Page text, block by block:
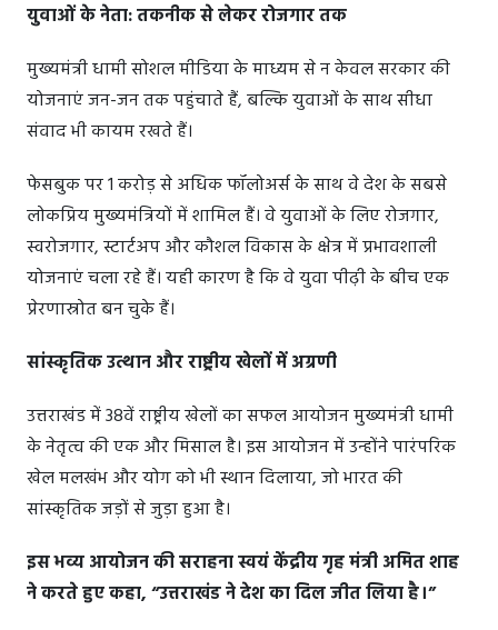
युवाओं के नेता: तकनीक से लेकर रोजगार तक
मुख्यमंत्री धामी सोशल मीडिया के माध्यम से न केवल सरकार की
योजनाएं जन-जन तक पहुंचाते हैं, बल्कि युवाओं के साथ सीधा
संवाद भी कायम रखते हैं।
फेसबुक पर 1 करोड़ से अधिक फॉलोअर्स के साथ वे देश के सबसे
लोकप्रिय मुख्यमंत्रियों में शामिल हैं। वे युवाओं के लिए रोजगार,
स्वरोजगार, स्टार्टअप और कौशल विकास के क्षेत्र में प्रभावशाली
योजनाएं चला रहे हैं। यही कारण है कि वे युवा पीढ़ी के बीच एक
प्रेरणास्रोत बन चुके हैं।
सांस्कृतिक उत्थान और राष्ट्रीय खेलों में अग्रणी
उत्तराखंड में 38वें राष्ट्रीय खेलों का सफल आयोजन मुख्यमंत्री धामी
के नेतृत्व की एक और मिसाल है। इस आयोजन में उन्होंने पारंपरिक
खेल मलखंभ और योग को भी स्थान दिलाया, जो भारत की
सांस्कृतिक जड़ों से जुड़ा हुआ है।
इस भव्य आयोजन की सराहना स्वयं केंद्रीय गृह मंत्री अमित शाह
ने करते हुए कहा, “उत्तराखंड ने देश का दिल जीत लिया है।”